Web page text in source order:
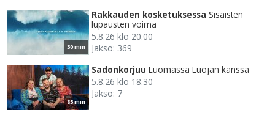
30 min
Rakkauden kosketuksessa Sisäisten
lupausten voima
5.8.26 klo 20.00
Jakso: 369
85 min
Sadonkorjuu Luomassa Luojan kanssa
5.8.26 klo 18.30
Jakso: 7